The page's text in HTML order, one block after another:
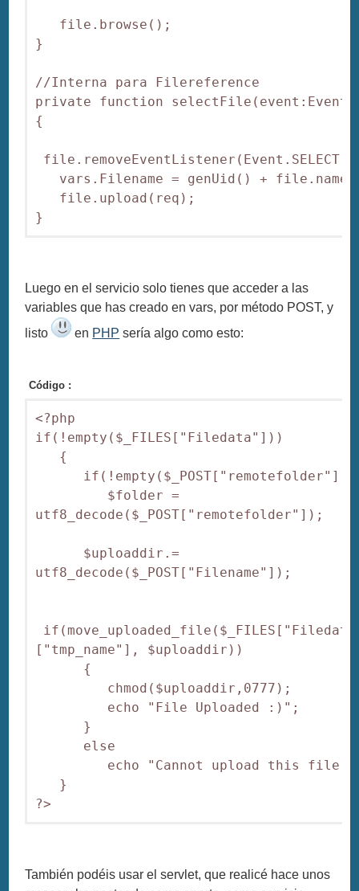
file.browse();
}
//Interna para Filereference
private function
{
vars.Filename = genUid() + file.name;
file.upload(req);
Luego en el servicio solo tienes que acceder a las
variables que has creado en vars, por método POST, y
listo
en PHP sería algo como esto:
Código :
<?php
if(!empty($_FILES["Filedata"]))
{
if(!empty($_POST["remotefolder"]))
$folder =
utf8_decode($_POST["remotefolder"]);
$uploaddir.=
utf8_decode($_POST["Filename"]);
["tmp_name"], $uploaddir))
{
chmod($uploaddir,0777);
echo "File Uploaded :)";
}
else
echo "Cannot upload this
}
También podéis usar el servlet, que realicé hace unos